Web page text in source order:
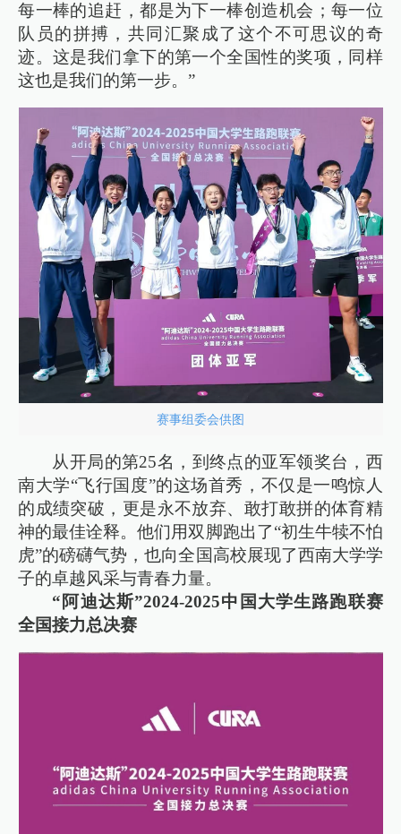
每一棒的追赶，都是为下一棒创造机会；每一位
队员的拼搏，共同汇聚成了这个不可思议的奇
迹。这是我们拿下的第一个全国性的奖项，同样
这也是我们的第一步。”
赛事组委会供图
从开局的第25名，到终点的亚军领奖台，西
南大学“飞行国度”的这场首秀，不仅是一鸣惊人
的成绩突破，更是永不放弃、敢打敢拼的体育精
神的最佳诠释。他们用双脚跑出了“初生牛犊不怕
虎”的磅礴气势，也向全国高校展现了西南大学学
子的卓越风采与青春力量。
“阿迪达斯”2024-2025中国大学生路跑联赛
全国接力总决赛